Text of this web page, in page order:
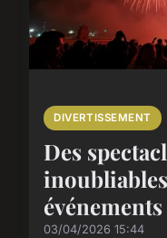
DIVERTISSEMENT
Des
événements
03/04/2026 15:44